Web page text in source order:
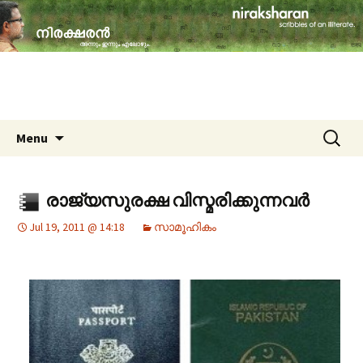
niraksharan (നിരക്ഷരൻ)
travelogues, book reviews, social issues,
cinema, memories & lot more…
Menu
Search
for:
രാജ്യസുരക്ഷ വിസ്മരിക്കുന്നവർ
Jul 19, 2011 @ 14:18 സാമൂഹികം